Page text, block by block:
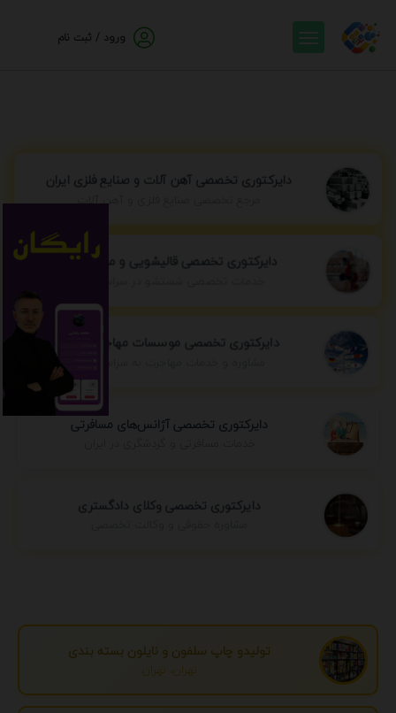
ورود / ثبت نام
دایرکتوری تخصصی آهن آلات و صنایع فلزی ایران
مرجع تخصصی صنایع فلزی و آهن آلات
دایرکتوری تخصصی قالیشویی و مبل شویی
دایرکتوری تخصصی موسسات مهاجرتی ایران
مشاوره و خدمات مهاجرت به سراسر جهان
دایرکتوری تخصصی آژانس‌های مسافرتی
دایرکتوری تخصصی وکلای دادگستری
تولیدو چاپ سلفون و نایلون بسته بندی
تهران، تهران